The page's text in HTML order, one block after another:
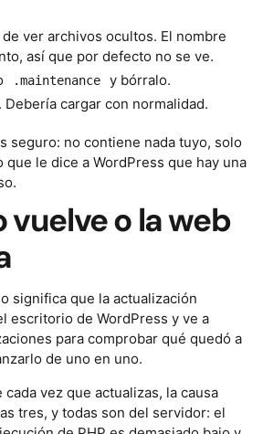
ver archivos ocultos. El nombre
así que por defecto no se ve.
.maintenance
y bórralo.
Debería cargar con normalidad.
seguro: no contiene nada tuyo, solo
que le dice a WordPress que hay una
vuelve o la web
significa que la actualización
escritorio de WordPress y ve a
para comprobar qué quedó a
de uno en uno.
vez que actualizas, la causa
tres, y todas son del servidor: el